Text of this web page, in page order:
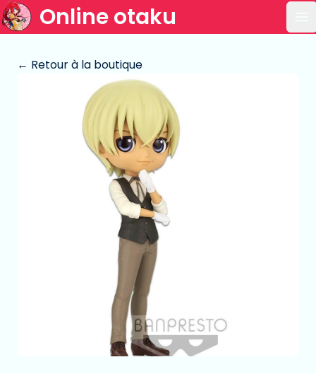
Online otaku
← Retour à la boutique